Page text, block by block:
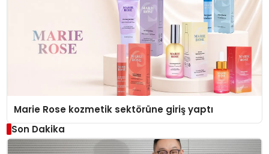
Marie Rose kozmetik sektörüne giriş yaptı
Son Dakika